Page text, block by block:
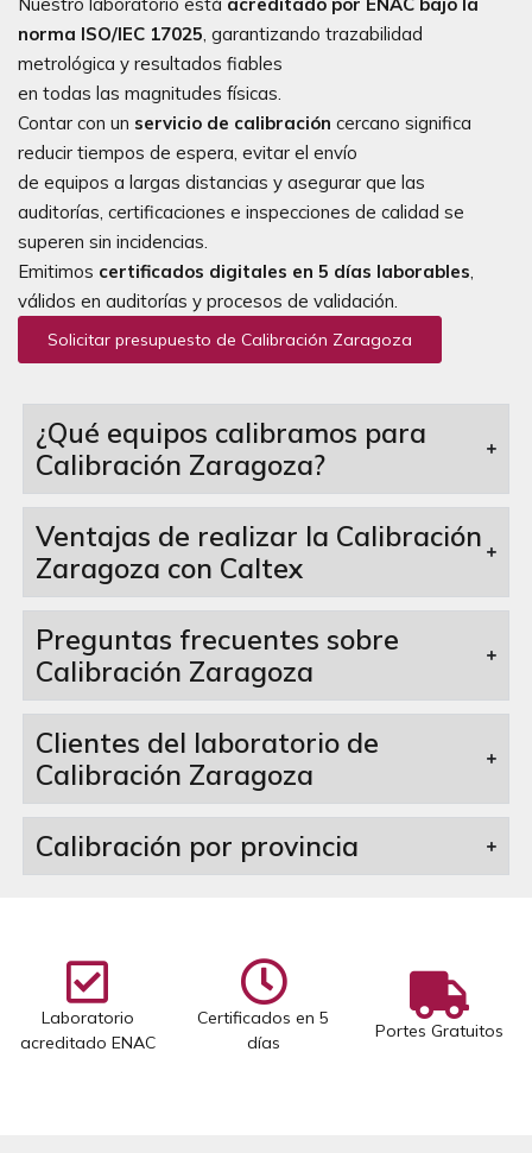
norma ISO/IEC 17025 , garantizando trazabilidad
metrológica y resultados fiables
en todas las magnitudes físicas.
Contar con un servicio de calibración cercano significa
reducir tiempos de espera, evitar el envío
de equipos a largas distancias y asegurar que las
auditorías, certificaciones e inspecciones de calidad se
superen sin incidencias.
Emitimos certificados digitales en 5 días laborables
válidos en auditorías y procesos de validación.
Solicitar presupuesto de Calibración Zaragoza
¿Qué equipos calibramos para
Calibración Zaragoza?
Ventajas de realizar la Calibración
Zaragoza con Caltex
Preguntas frecuentes sobre
Calibración Zaragoza
Clientes del laboratorio de
Calibración Zaragoza
Calibración por provincia
Laboratorio
acreditado ENAC
Certificados en 5
días
Portes Gratuitos